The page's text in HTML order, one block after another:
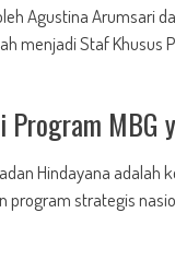
Agustina Arumsari
menjadi Staf
Program MBG
Hindayana
program strategis